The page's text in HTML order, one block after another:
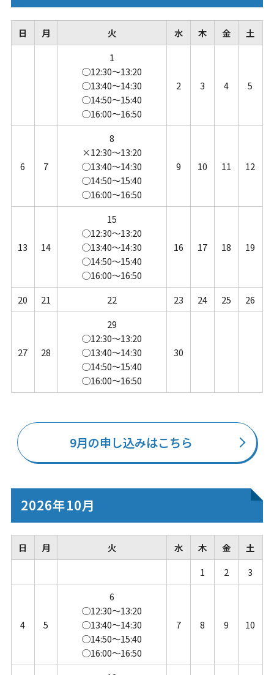
日 月 火 水 木 金
土
1
◯12:30～13:20
◯13:40～14:30
◯14:50～15:40
◯16:00～16:50
2 3 4 5
6 7
8
×12:30～13:20
◯13:40～14:30
◯14:50～15:40
◯16:00～16:50
9 10 11 12
13 14
15
◯12:30～13:20
◯13:40～14:30
◯14:50～15:40
◯16:00～16:50
16 17 18 19
20 21 22 23 24 25 26
27 28
29
◯12:30～13:20
◯13:40～14:30
◯14:50～15:40
◯16:00～16:50
30
9月の申し込みはこちら
2026年10月
日 月 火 水 木 金
土
1
2 3
4 5
6
◯12:30～13:20
◯13:40～14:30
◯14:50～15:40
◯16:00～16:50
7 8 9 10